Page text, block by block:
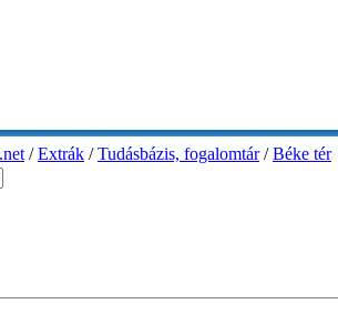
/Extrák /Tudásbázis, fogalomtár/Béke tér